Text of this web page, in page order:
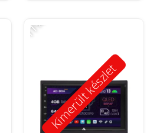
Kimerült készlet
-11%